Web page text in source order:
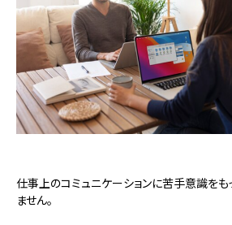
仕事上のコミュニケーションに苦手意識をも
ません。